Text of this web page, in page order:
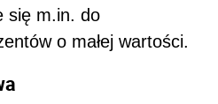
się m.in. do
o małej wartości.